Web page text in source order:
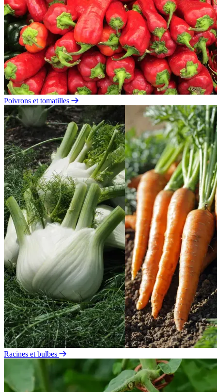
Poivrons et tomatilles
Racines et bulbes